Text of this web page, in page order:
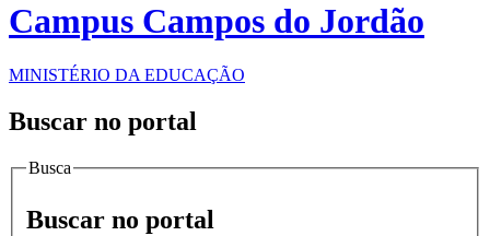
Campus Campos do Jordão
MINISTÉRIO DA EDUCAÇÃO
Buscar no portal
Busca
Buscar no portal